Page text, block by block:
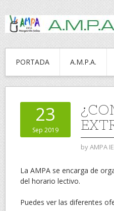
PORTADA A.M.P.A.
23
Sep 2019
byAMPA
La AMPA se encarga de
del horario lectivo.
Puedes ver las diferentes